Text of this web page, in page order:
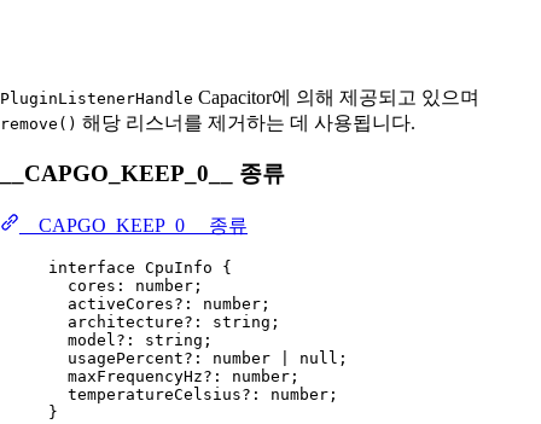
PluginListenerHandle Capacitor에 의해 제공되고 있으며
remove() 해당 리스너를 제거하는 데 사용됩니다.
__CAPGO_KEEP_0__ 종류
__CAPGO_KEEP_0__ 종류
interface CpuInfo {
cores : number ;
activeCores?: number ;
architecture?: string ;
model?: string ;
usagePercent?: number null ;
maxFrequencyHz?: number ;
temperatureCelsius?: number ;
}